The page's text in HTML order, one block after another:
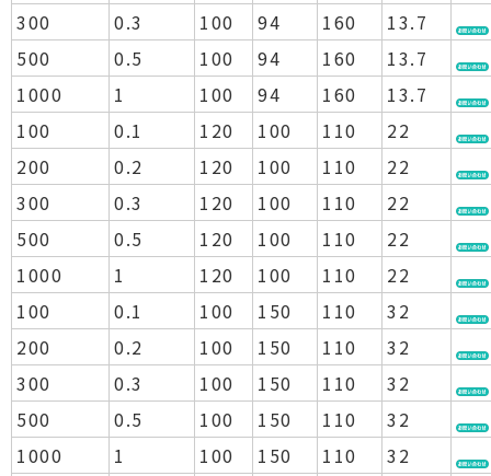
300
0.3 100 94 160
13.7
500
0.5 100 94 160
13.7
1000
1 100 94 160
13.7
100
0.1 120 100 110
22
200
0.2 120 100 110
22
300
0.3 120 100 110
22
500
0.5 120 100 110
22
1000
1 120 100 110
22
100
0.1 100 150 110
32
200
0.2 100 150 110
32
300
0.3 100 150 110
32
500
0.5 100 150 110
32
1000
1 100 150 110
32